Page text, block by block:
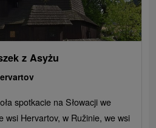
z Asyżu
spotkacie na Słowacji we
wsi Hervartov, w Ružinie, we wsi